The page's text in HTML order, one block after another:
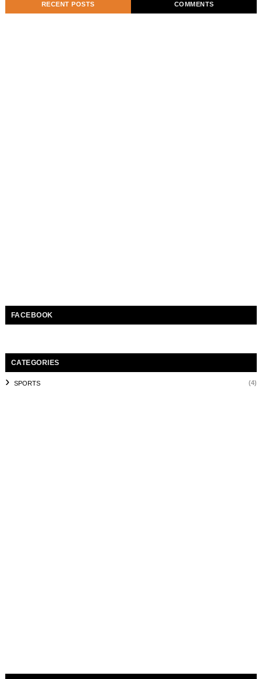
RECENT POSTS COMMENTS
FACEBOOK
CATEGORIES
SPORTS (4)